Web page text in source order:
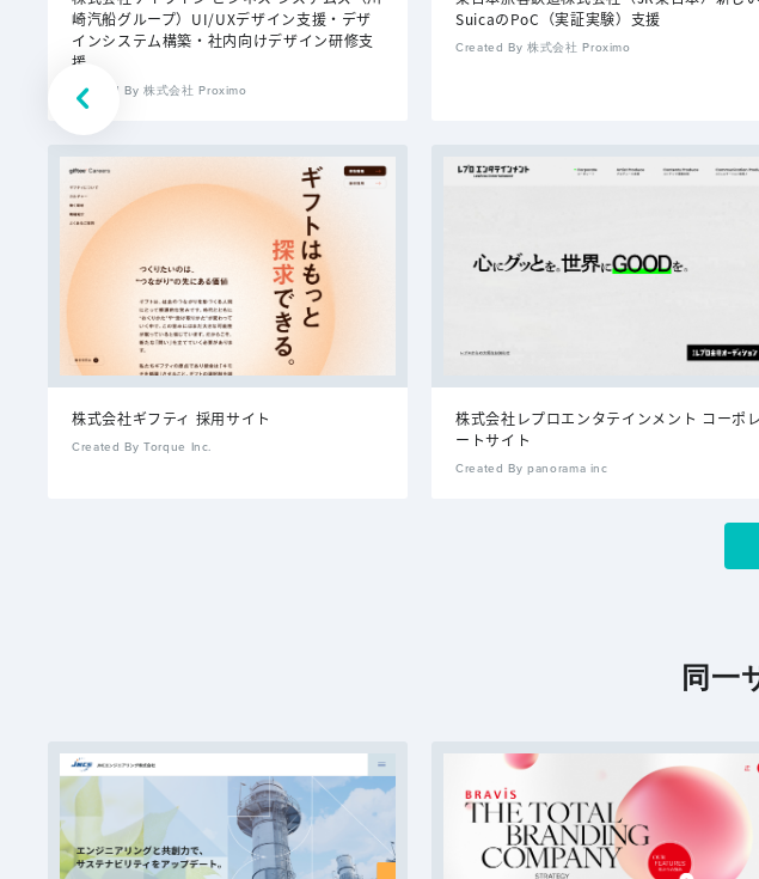
崎汽船グループ）UI/UXデザイン支援・デザ
インシステム構築・社内向けデザイン研修支
援
Created By 株式会社 Proximo
SuicaのPoC（実証実験）支援
Created By 株式会社 Proximo
株式会社ギフティ 採用サイト
Created By Torque Inc.
株式会社レプロエンタテインメント コーポレ
ートサイト
Created By panorama inc
同一